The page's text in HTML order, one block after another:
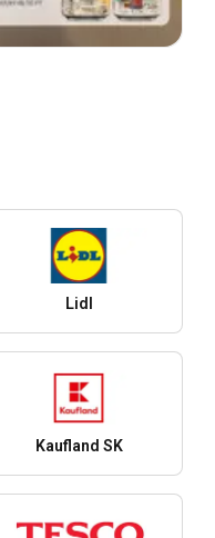
Lidl
Kaufland SK